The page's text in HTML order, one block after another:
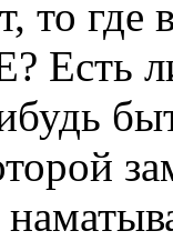
то где
Есть